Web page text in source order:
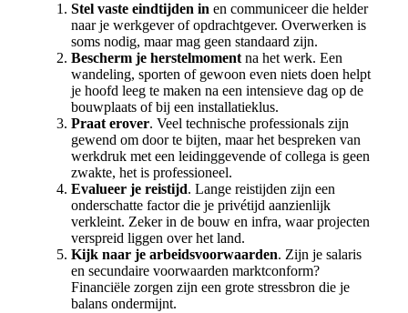
Stel vaste eindtijden in en communiceer die helder
naar je werkgever of opdrachtgever. Overwerken is
soms nodig, maar mag geen standaard zijn.
Bescherm je herstelmomentna het werk. Een
wandeling, sporten of gewoon even niets doen helpt
je hoofd leeg te maken na een intensieve dag op de
bouwplaats of bij een installatieklus.
Praat erover. Veel technische professionals zijn
gewend om door te bijten, maar het bespreken van
werkdruk met een leidinggevende of collega is geen
zwakte, het is professioneel.
Evalueer je reistijd. Lange reistijden zijn een
onderschatte factor die je privétijd aanzienlijk
verkleint. Zeker in de bouw en infra, waar projecten
verspreid liggen over het land.
Kijk naar je arbeidsvoorwaarden. Zijn je salaris
en secundaire voorwaarden marktconform?
Financiële zorgen zijn een grote stressbron die je
balans ondermijnt.